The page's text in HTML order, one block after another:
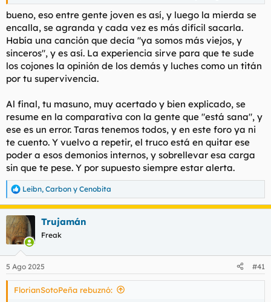
bueno, eso entre gente joven es así, y luego la mierda se
encalla, se agranda y cada vez es más difícil sacarla.
Había una canción que decía "ya somos más viejos, y
sinceros", y es así. La experiencia sirve para que te sude
los cojones la opinión de los demás y luches como un titán
por tu supervivencia.
Al final, tu masuno, muy acertado y bien explicado, se
resume en la comparativa con la gente que "está sana", y
ese es un error. Taras tenemos todos, y en este foro ya ni
te cuento. Y vuelvo a repetir, el truco está en quitar ese
poder a esos demonios internos, y sobrellevar esa carga
sin que te pese. Y por supuesto siempre estar alerta.
R
e
a
c
c
i
e
s
Leibn, Carbon y Cenobita
Trujamán
Freak
5 Ago 2025 #41
FlorianSotoPeña rebuznó: